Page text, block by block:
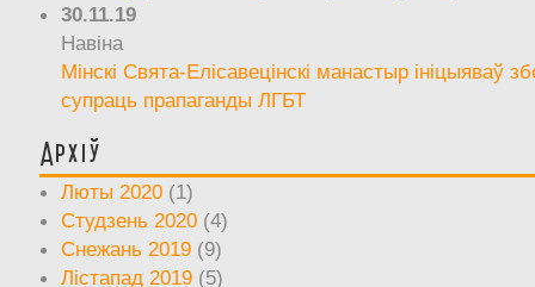
30.11.19
Навіна
Мінскі Свята-Елісавецінскі манастыр ініцыяваў
супраць прапаганды ЛГБТ
Архіў
Люты 2020 (1)
Студзень 2020 (4)
Снежань 2019 (9)
Лістапад 2019 (5)